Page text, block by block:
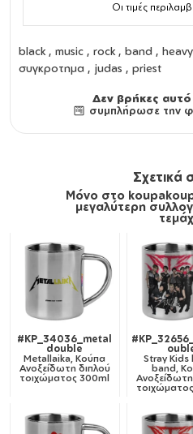
Οι τιμές
black , music , rock , band ,
συγκροτημα , judas , priest
Δεν βρήκες αυτό
συμπλήρωσε την
Σχετικά
Μόνο στο
μεγαλύτερη
#KP_34036_metal
double
Metallaika, Κούπα
Ανοξείδωτη διπλού
τοιχώματος 300ml
Stray Kids
band,